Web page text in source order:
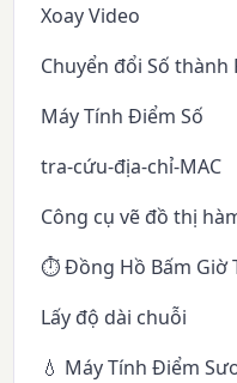
Xoay Video
Chuyển đổi Số thành
Máy Tính Điểm Số
tra-cứu-địa-chỉ-MAC
Công cụ vẽ đồ thị
⏱️ Đồng Hồ Bấm Giờ
Lấy độ dài chuỗi
💧 Máy Tính Điểm